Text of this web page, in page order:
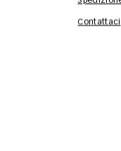
Contattaci